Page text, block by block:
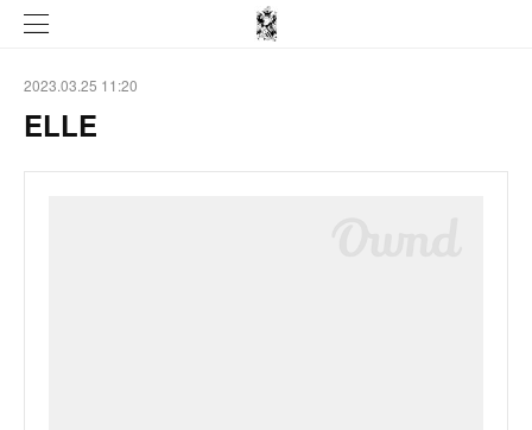
2023.03.25 11:20
ELLE